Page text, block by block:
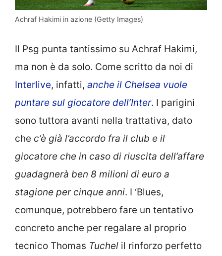
Achraf Hakimi in azione (Getty Images)
Il Psg punta tantissimo su Achraf Hakimi,
ma non è da solo. Come scritto da noi di
Interlive, infatti, anche il Chelsea vuole
puntare sul giocatore dell’Inter. I parigini
sono tuttora avanti nella trattativa, dato
che c’è già l’accordo fra il club e il
giocatore che in caso di riuscita dell’affare
guadagnerà ben 8 milioni di euro a
stagione per cinque anni. I ‘Blues,
comunque, potrebbero fare un tentativo
concreto anche per regalare al proprio
tecnico Thomas Tuchel il rinforzo perfetto